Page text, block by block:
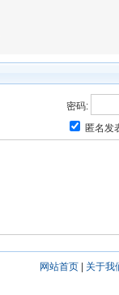
密码:
匿名发
网站首页| 关于我